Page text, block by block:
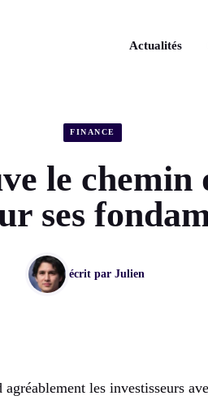
Actualités
FINANCE
le chemin
ses
écrit par Julien
les investisseurs